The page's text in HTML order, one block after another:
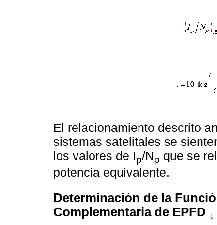
El relacionamiento descrito
sistemas satelitales se
los valores de Ip/Np que se
potencia equivalente.
Determinación de la
Complementaria de EPFD ↓